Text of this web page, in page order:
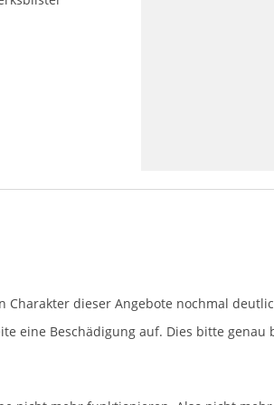
Charakter dieser Angebote nochmal
eine Beschädigung auf. Dies bitte genau